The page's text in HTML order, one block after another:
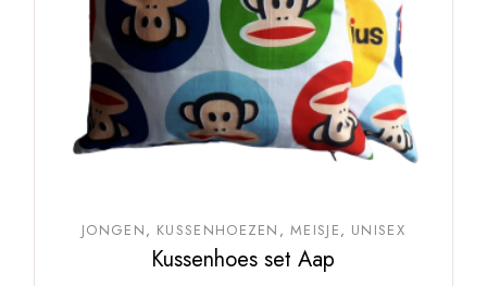
JONGEN KUSSENHOEZEN MEISJE UNISEX
Kussenhoes set Aap